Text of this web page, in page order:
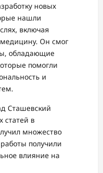
новых
нашли
включая
медицину. Он смог
обладающие
помогли
и
Сташевский
статей в
множество
получили
влияние на